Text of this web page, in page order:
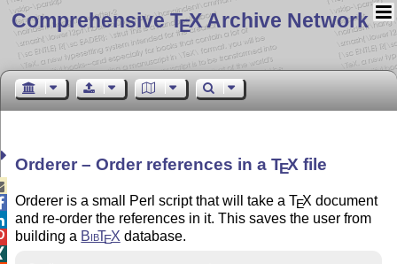
Comprehensive TEX Archive Network
Orderer – Order references in aTEX file
Orderer is a small Perl script that will take aTEX document
and re-order the references in it. This saves the user from
building a BibTEX database.